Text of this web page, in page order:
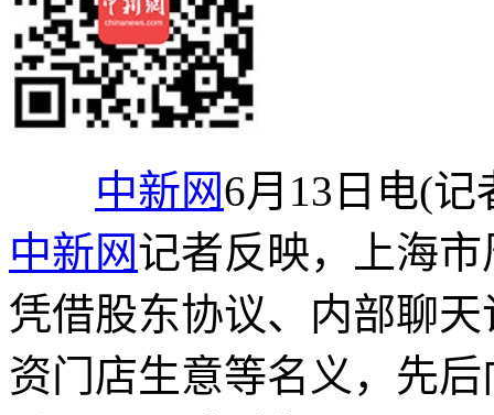
中新网6月13日电(
中新网记者反映，上海
凭借股东协议、内部聊
资门店生意等名义，先